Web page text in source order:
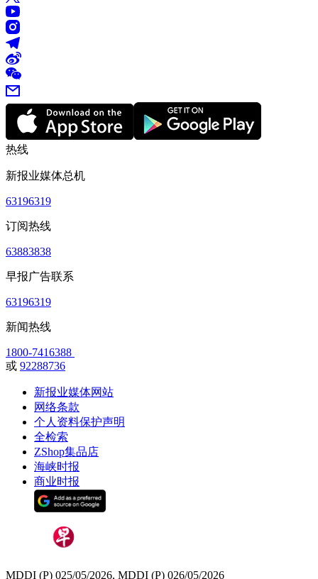
热线
新报业媒体总机
63196319
订阅热线
63883838
早报广告联系
63196319
新闻热线
1800-7416388
或 92288736
新报业媒体网站
网络条款
个人资料保护声明
全检索
ZShop集品店
海峡时报
商业时报
MDDI (P) 025/05/2026, MDDI (P) 026/05/2026